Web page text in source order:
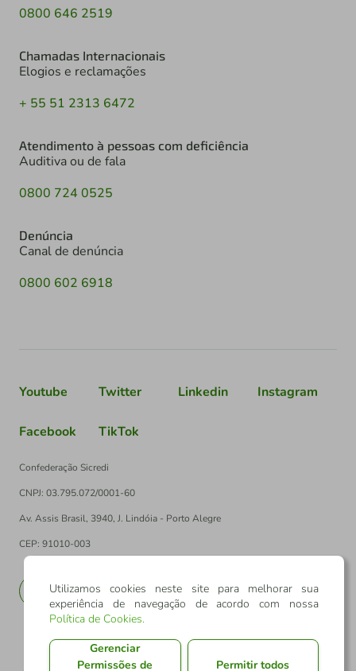
0800 646 2519
Chamadas Internacionais
Elogios e reclamações
+ 55 51 2313 6472
Atendimento à pessoas com deficiência
Auditiva ou de fala
0800 724 0525
Denúncia
Canal de denúncia
0800 602 6918
Youtube Twitter Linkedin Instagram
Facebook TikTok
Confederação Sicredi
CNPJ: 03.795.072/0001-60
Av. Assis Brasil, 3940, J. Lindóia - Porto Alegre
CEP: 91010-003
EN
Utilizamos cookies neste site para melhorar sua
experiência de navegação de acordo com nossa
Política de Cookies.
Gerenciar
Permissões de
Permitir todos